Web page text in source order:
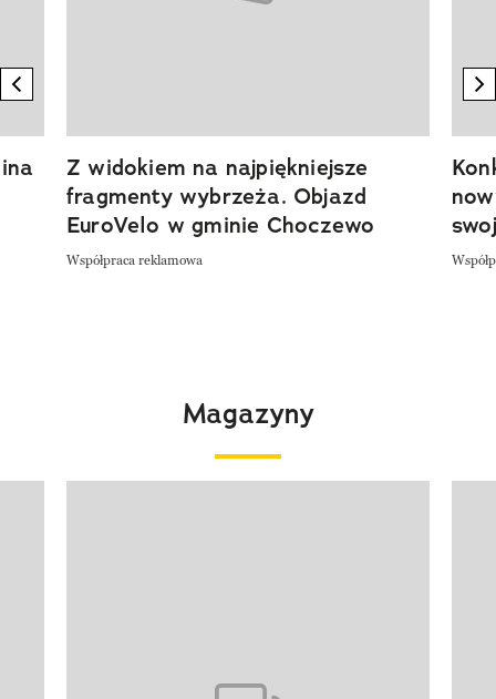
previous element
Z widokiem na najpiękniejsze
fragmenty wybrzeża. Objazd
EuroVelo w gminie Choczewo
Współpraca reklamowa
Magazyny